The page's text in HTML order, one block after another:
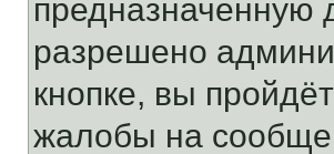
предназначенную
разрешено
кнопке, вы
жалобы на